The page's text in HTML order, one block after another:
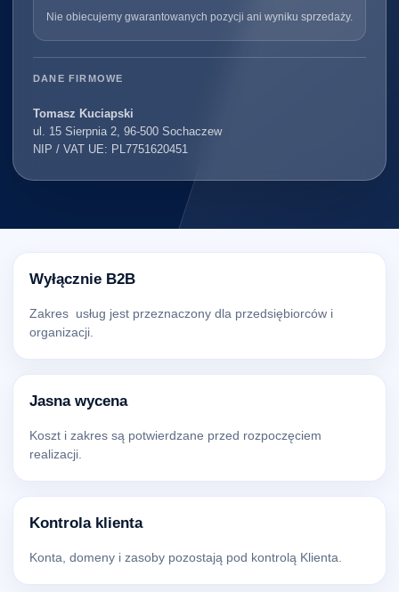
Nie obiecujemy gwarantowanych pozycji ani wyniku sprzedaży.
DANE FIRMOWE
Tomasz Kuciapski
ul. 15 Sierpnia 2, 96-500 Sochaczew
NIP / VAT UE: PL7751620451
Wyłącznie B2B
Zakres usług jest przeznaczony dla przedsiębiorców i
organizacji.
Jasna wycena
Koszt i zakres są potwierdzane przed rozpoczęciem
realizacji.
Kontrola klienta
Konta, domeny i zasoby pozostają pod kontrolą Klienta.